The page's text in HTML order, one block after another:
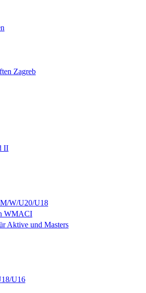
Zagreb
II
W/U20/U18
WMACI
Aktive und Masters
U16